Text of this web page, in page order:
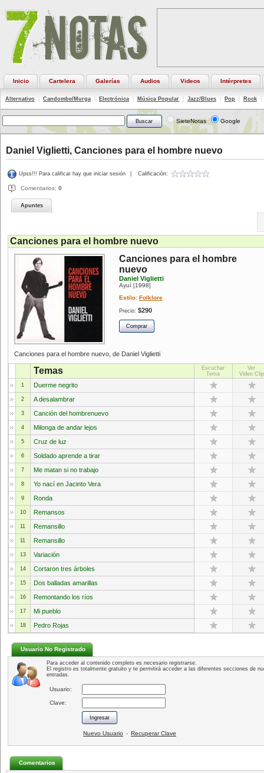
Inicio Cartelera Galerías Audios Videos Intérpretes
Alternativo Candombe/Murga Electrónica Música Popular Jazz/Blues Pop Rock
SieteNotas Google
Daniel Viglietti, Canciones para el hombre nuevo
Upss!!! Para calificar hay que iniciar sesión Calificación:
Comentarios: 0
Apuntes
Canciones para el hombre nuevo
Canciones para el hombre
nuevo
Daniel Viglietti
Ayuí [1998]
Estilo: Folklore
Precio: $290
Canciones para el hombre nuevo, de Daniel Viglietti
Temas
Escuchar
Tema
Ver
Video Clip
1
Duerme negrito
2 A desalambrar
3 Canción del hombrenuevo
4 Milonga de andar lejos
5 Cruz de luz
6 Soldado aprende a tirar
7 Me matan si no trabajo
8 Yo nací en Jacinto Vera
9 Ronda
10 Remansos
11 Remansillo
11 Remansillo
13 Variación
14 Cortaron tres árboles
15 Dos balladas amarillas
16 Remontando los ríos
17 Mi pueblo
18 Pedro Rojas
Usuario No Registrado
Para acceder al contenido completo es necesario registrarse.
El registro es totalmente gratuito y te permitirá acceder a las diferentes secciones de
entradas.
Usuario:
Clave:
Nuevo Usuario - Recuperar Clave
Comentarios